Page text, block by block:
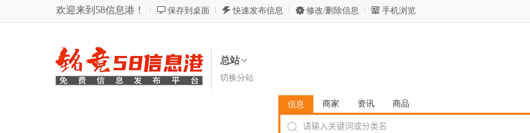
欢迎来到58信息港！ 保存到桌面 快速发布信息 修改/删除信息 手机浏览
总站
切换分站
信息 商家 资讯 商品